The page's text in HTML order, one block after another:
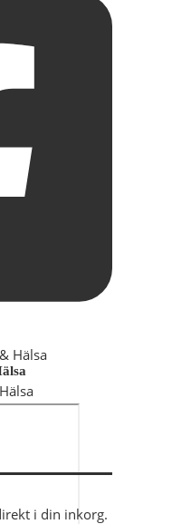
i din inkorg.